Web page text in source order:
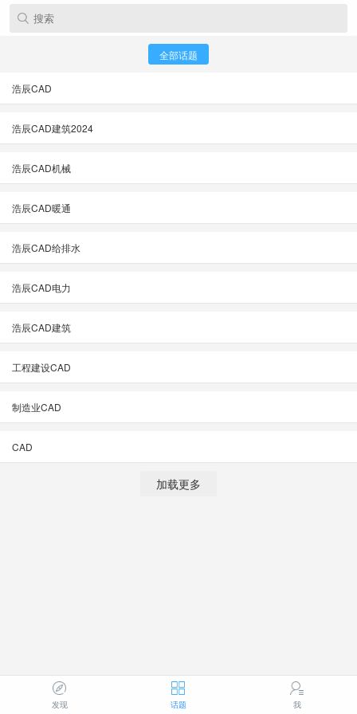
全部话题
浩辰CAD
浩辰CAD建筑2024
浩辰CAD机械
浩辰CAD暖通
浩辰CAD给排水
浩辰CAD电力
浩辰CAD建筑
工程建设CAD
制造业CAD
CAD
加载更多
发现 话题 我